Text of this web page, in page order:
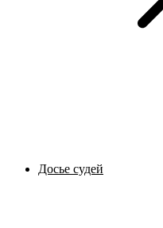
Досье судей